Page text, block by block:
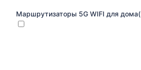
Маршрутизаторы 5G WIFI для дома